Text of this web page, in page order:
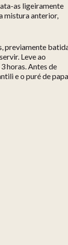
as ligeiramente
mistura anterior,
previamente
Leve ao
horas. Antes de
e o puré de